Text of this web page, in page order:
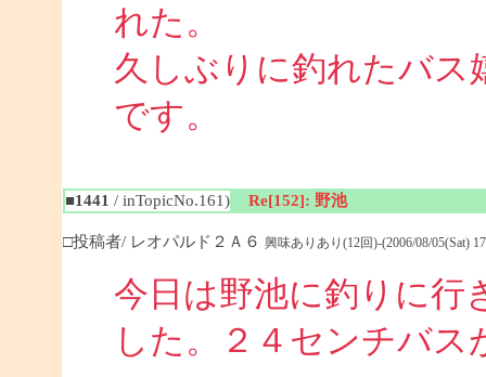
れた。
久しぶりに釣れたバス
です。
■1441 / inTopicNo.161) Re[152]: 野池
□投稿者/ レオパルド２Ａ６ 興味ありあり(12回)-(2006/08/05(Sat)
今日は野池に釣りに行
した。２４センチバス